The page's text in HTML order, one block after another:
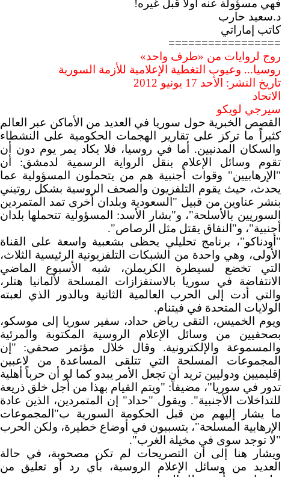
فهي مسؤولة عنه أولاً قبل غيره!
د.سعيد حارب
كاتب إماراتي
=================
روج لروايات من «طرف واحد»
روسيا... وعيوب التغطية الإعلامية للأزمة السورية
تاريخ النشر: الأحد 17 يونيو 2012
الاتحاد
سيرجي لويكو
القصص الخبرية حول سوريا في العديد من الأماكن عبر العالم
كثيراً ما تركز على تقارير الهجمات الحكومية على النشطاء
والسكان المدنيين. أما في روسيا، فلا يكاد يمر يوم دون أن
تقوم وسائل الإعلام بنقل الرواية الرسمية لدمشق: أن
"الإرهابيين" وقوات أجنبية هم من يتحملون المسؤولية عما
يحدث، حيث يقوم التلفزيون والصحف الروسية بشكل روتيني
بنشر عناوين من قبيل "السعودية وبلدان أخرى تمد المتمردين
السوريين بالأسلحة"، و"بشار الأسد: المسؤولية تتحملها بلدان
أجنبية"، و"النفاق يقتل مثل الرصاص".
"أودناكو"، برنامج تحليلي يحظى بشعبية واسعة على القناة
الأولى، وهي واحدة من الشبكات التلفزيونية الرئيسية الثلاث،
التي تخضع لسيطرة الكريملن، شبه الأسبوع الماضي
الانتفاضة في سوريا بالاستفزازات المسلحة لألمانيا هتلر،
والتي أدت إلى الحرب العالمية الثانية وبالدور الذي لعبته
الولايات المتحدة في فيتنام.
ويوم الخميس، التقى رياض حداد، سفير سوريا إلى موسكو،
بصحفيين من وسائل الإعلام الروسية المكتوبة والمرئية
والمسموعة والإلكترونية. وقال خلال مؤتمر صحفي: "إن
المجموعات المسلحة التي تتلقى المساعدة من لاعبين
إقليميين ودوليين تريد أن تجعل الأمر يبدو كما لو أن حرباً أهلية
تدور في سوريا"، مضيفاً: "ويتم القيام بهذا من أجل خلق ذريعة
للتداخلات الأجنبية". ويقول "حداد" إن المتمردين، الذين عادة
ما يشار إليهم من قبل الحكومة السورية ب"المجموعات
الإرهابية المسلحة"، يتسببون في أوضاع خطيرة، ولكن الحرب
"لا توجد سوى في مخيلة الغرب".
ويشار هنا إلى أن التصريحات لم تكن مصحوبة، في حالة
العديد من وسائل الإعلام الروسية، بأي رد أو تعليق من